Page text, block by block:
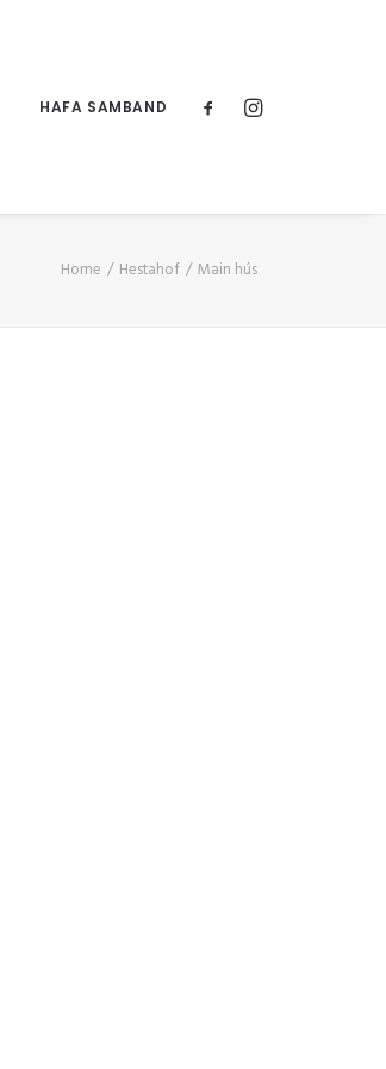
HAFA SAMBAND
Home Hestahof Main hús